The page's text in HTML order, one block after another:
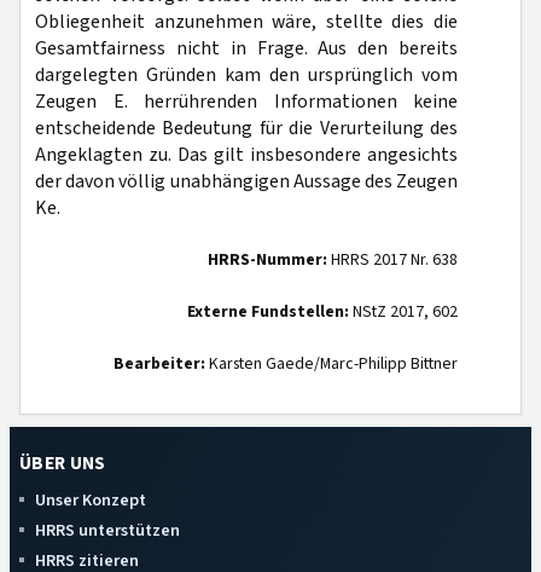
Obliegenheit anzunehmen wäre, stellte dies die
Gesamtfairness nicht in Frage. Aus den bereits
dargelegten Gründen kam den ursprünglich vom
Zeugen E. herrührenden Informationen keine
entscheidende Bedeutung für die Verurteilung des
Angeklagten zu. Das gilt insbesondere angesichts
der davon völlig unabhängigen Aussage des Zeugen
Ke.
HRRS-Nummer: HRRS 2017 Nr. 638
Externe Fundstellen: NStZ 2017, 602
Bearbeiter: Karsten Gaede/Marc-Philipp Bittner
ÜBER UNS
Unser Konzept
HRRS unterstützen
HRRS zitieren